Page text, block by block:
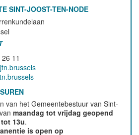
SINT-JOOST-TEN-NODE
11
van het Gemeentebestuur van Sint-
maandag tot vrijdag geopend
13u.
is open op